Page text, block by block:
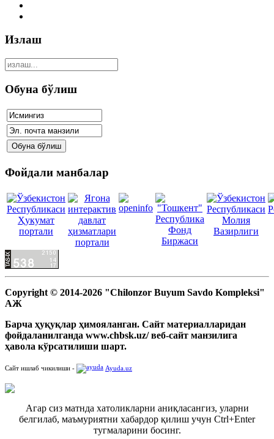
Излаш
Обуна бўлиш
Фойдали манбалар
Copyright © 2014-2026 "Chilonzor Buyum Savdo Kompleksi"
АЖ
Барча ҳуқуқлар ҳимояланган. Сайт материалларидан
фойдаланилганда www.chbsk.uz/ веб-сайт манзилига
ҳавола кўрсатилиши шарт.
Сайт ишлаб чикилиши - Ayuda.uz
Агар сиз матнда хатоликларни аниқласангиз, уларни
белгилаб, маъмуриятни хабардор қилиш учун Ctrl+Enter
тугмаларини босинг.